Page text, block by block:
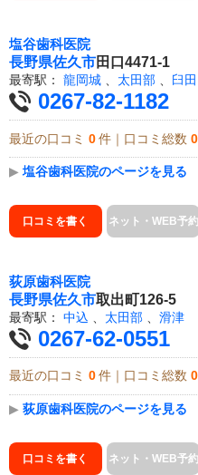
塩谷歯科医院
長野県佐久市田口4471-1
最寄駅： 龍岡城 、 太田部 、 臼田
0267-82-1182
最近の口コミ 0 件｜口コミ総数 0
▶ 塩谷歯科医院のページを見る
口コミを書く ネット・WEB予約
荻原歯科医院
長野県佐久市取出町126-5
最寄駅： 中込 太田部 滑津
0267-62-0551
最近の口コミ 0 件｜口コミ総数 0
▶ 荻原歯科医院のページを見る
口コミを書く ネット・WEB予約